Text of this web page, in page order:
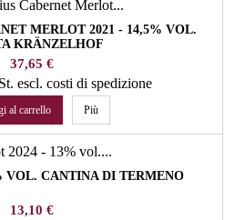
MERLOT 2021 - 14,5% VOL.
KRÄNZELHOF
Prezzo
37,65 €
escl. costi di spedizione
al carrello Più
VOL. CANTINA DI TERMENO
Prezzo
13,10 €